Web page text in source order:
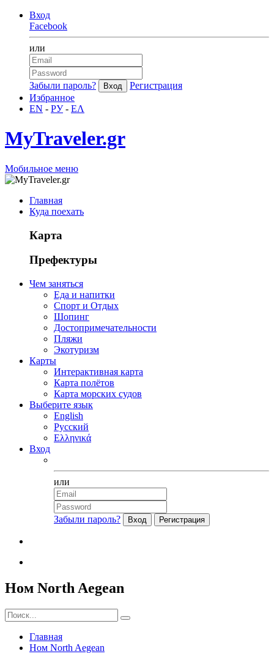
Вход
Facebook
или
Забыли пароль?
Регистрация
Избранное
EN - РУ- ΕΛ
MyTraveler.gr
Мобильное меню
Главная
Куда поехать
Карта
Префектуры
Чем заняться
Еда и напитки
Спорт и Отдых
Шопинг
Достопримечательности
Пляжи
Экотуризм
Карты
Интерактивная карта
Карта полётов
Карта морских судов
Выберите язык
English
Русский
Ελληνικά
Вход
или
Забыли пароль?
Ном North Aegean
Главная
Ном North Aegean